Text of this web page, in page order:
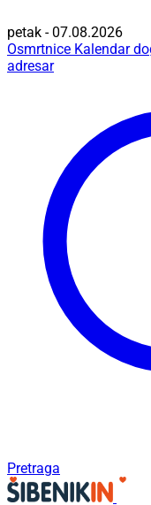
petak - 07.08.2026
Osmrtnice Kalendar
adresar
Pretraga